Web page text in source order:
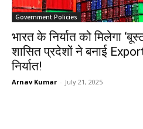
Government Policies
भारत के निर्यात को मिलेगा
शासित प्रदेशों ने बनाई
निर्यात!
Arnav Kumar - July 21, 2025